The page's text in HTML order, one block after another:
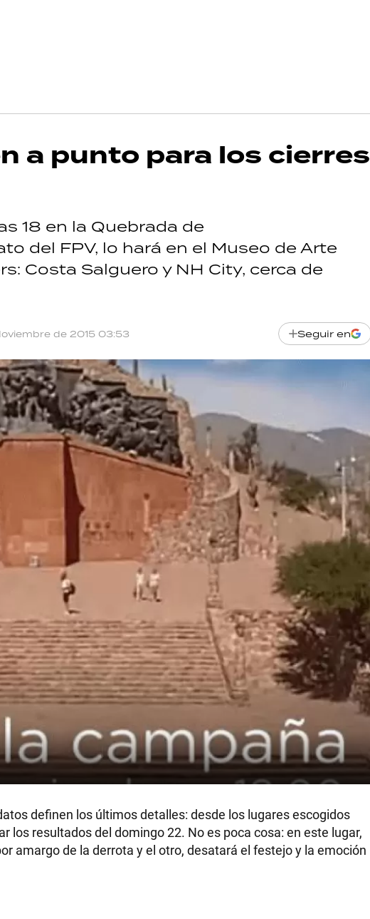
a punto para los cierres
18 en la Quebrada de
del FPV, lo hará en el Museo de Arte
Costa Salguero y NH City, cerca de
de 2015 03:53 Seguir en
definen los últimos detalles: desde los lugares escogidos
los resultados del domingo 22. No es poca cosa: en este lugar,
amargo de la derrota y el otro, desatará el festejo y la emoción